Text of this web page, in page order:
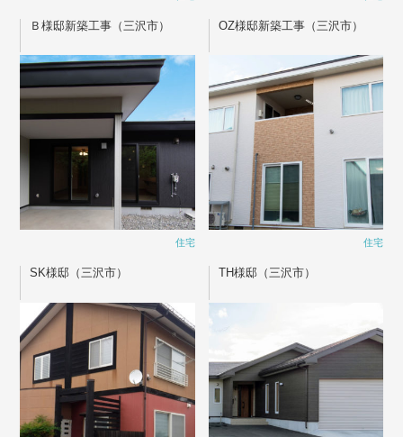
Ｂ様邸新築工事（三沢市）
住宅
OZ様邸新築工事（三沢市）
住宅
SK様邸（三沢市） TH様邸（三沢市）